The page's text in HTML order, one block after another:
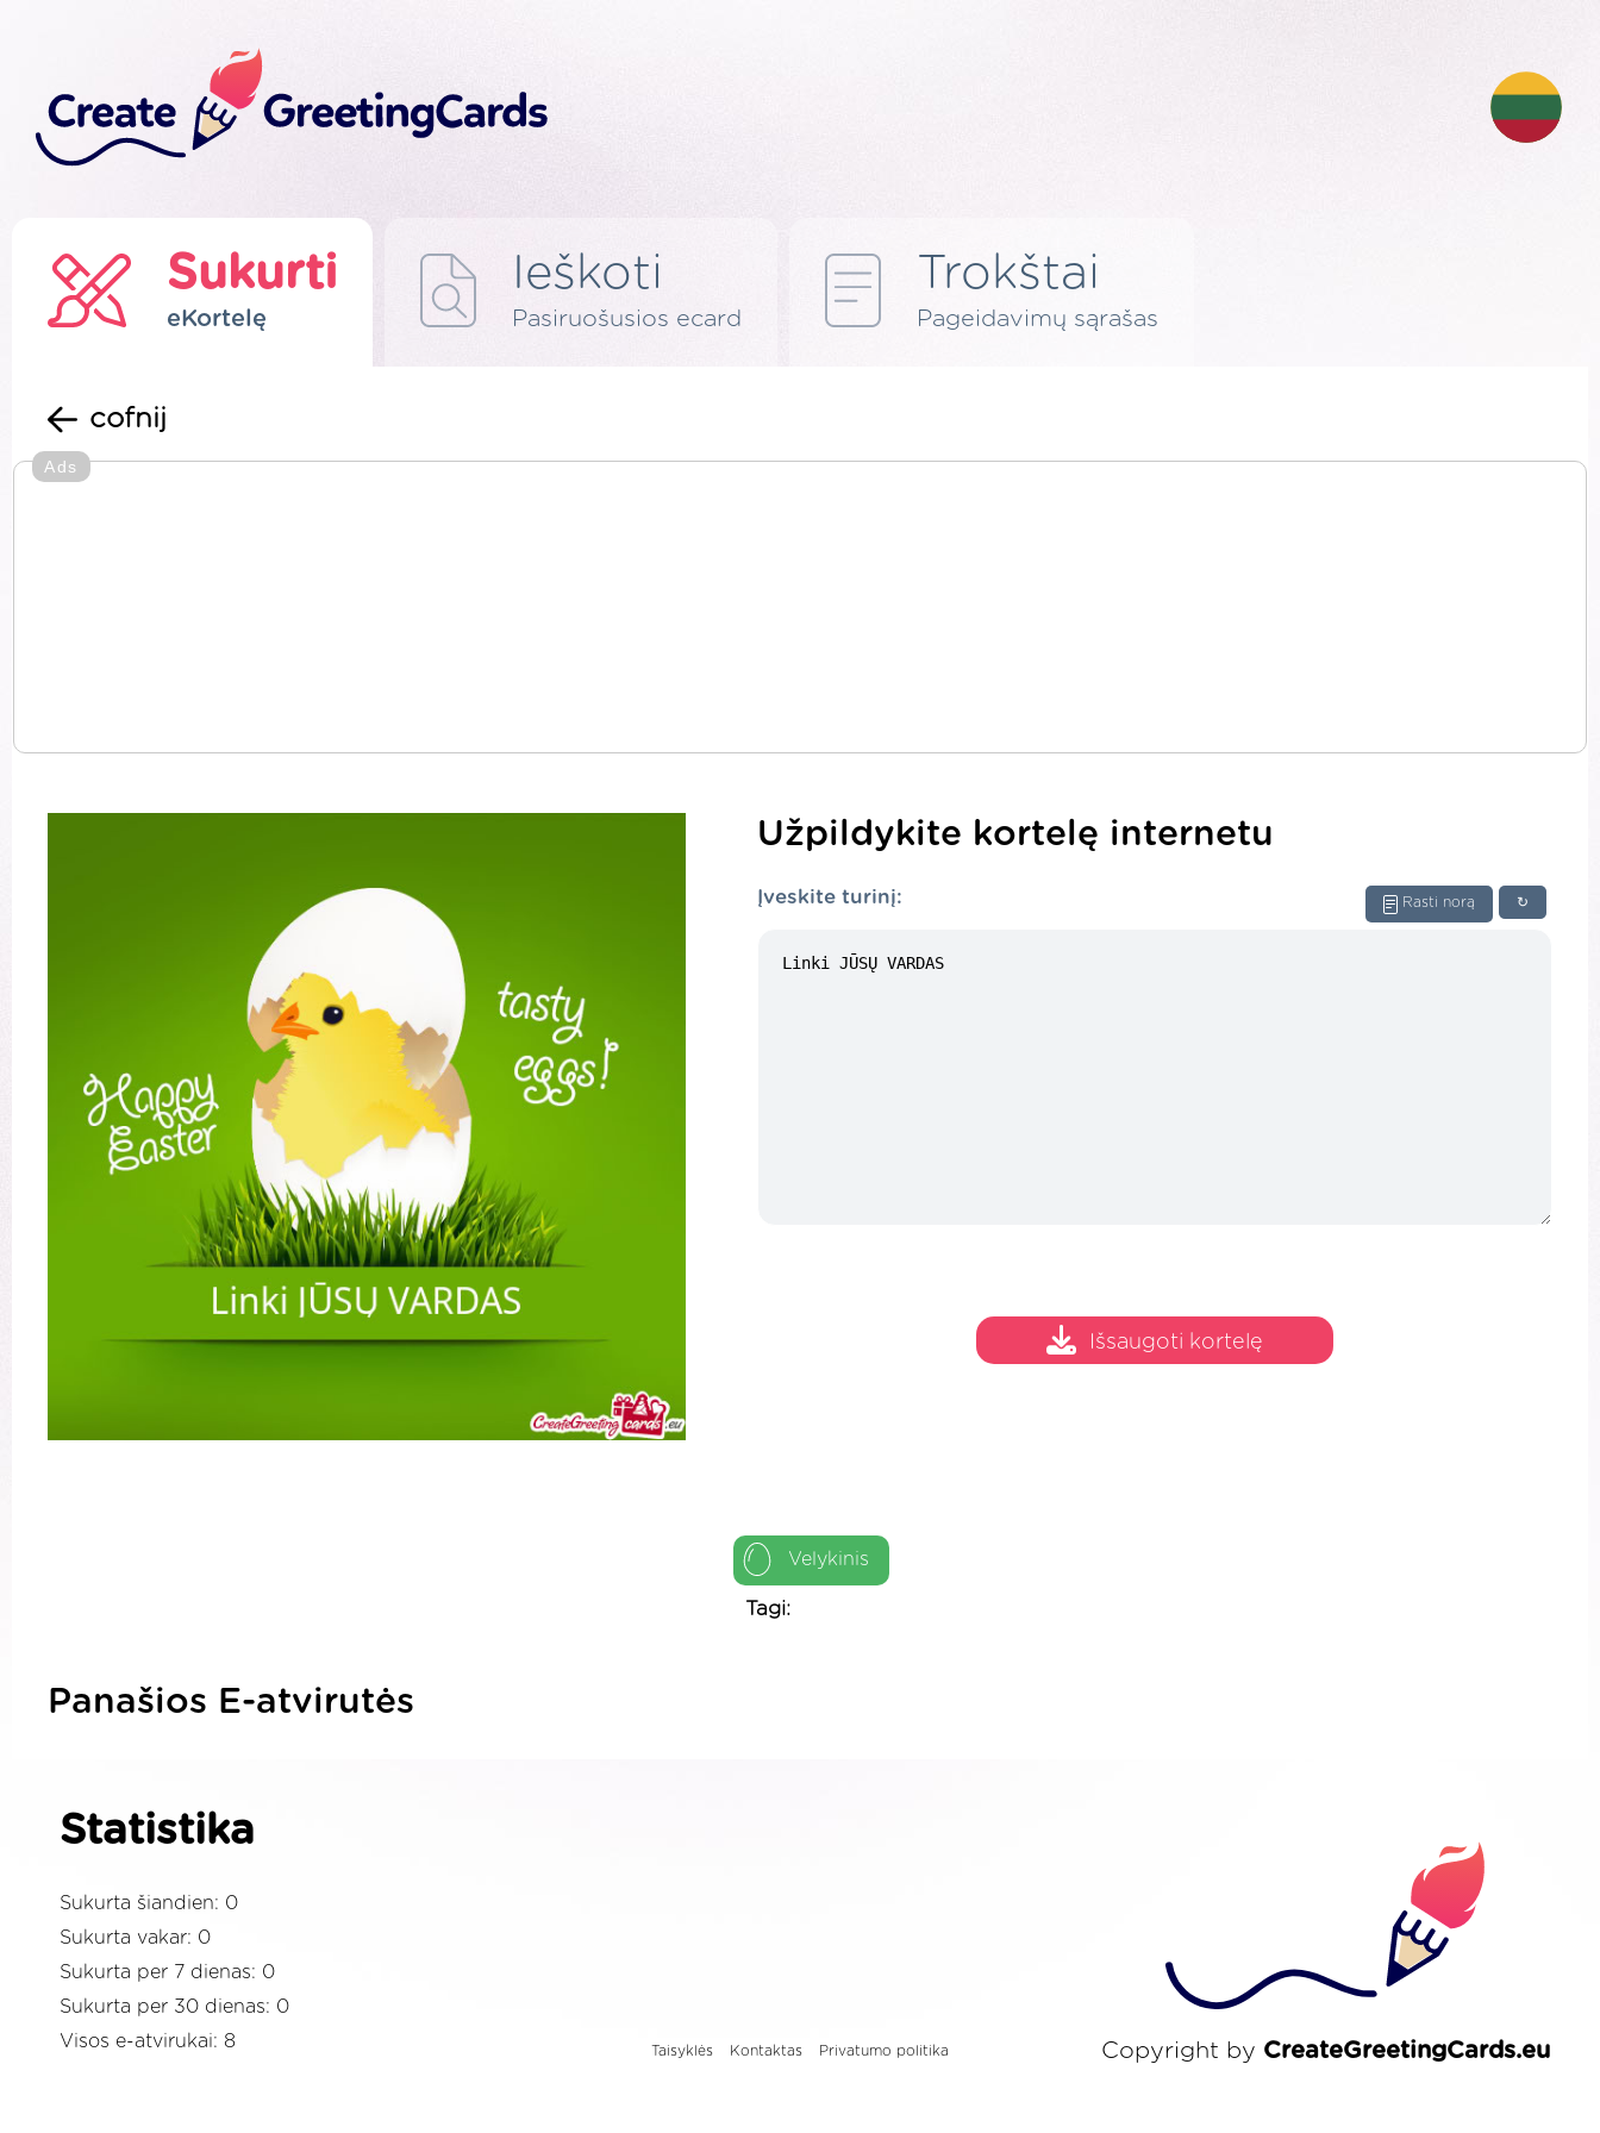
Sukurti
eKortelę
Ieškoti
Pasiruošusios ecard
Trokštai
Pageidavimų sąrašas
cofnij
Ads
Užpildykite kortelę internetu
↻
Rasti norą
Įveskite turinį:
Velykinis
Tagi:
Išsaugoti kortelę
Panašios E-atvirutės
Statistika
Sukurta šiandien: 0
Sukurta vakar: 0
Sukurta per 7 dienas: 0
Sukurta per 30 dienas: 0
Visos e-atvirukai: 8
Taisyklės Kontaktas Privatumo politika Copyright by CreateGreetingCards.eu